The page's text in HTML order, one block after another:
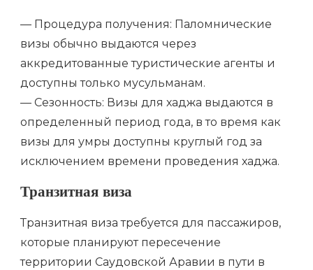
— Процедура получения: Паломнические
визы обычно выдаются через
аккредитованные туристические агенты и
доступны только мусульманам.
— Сезонность: Визы для хаджа выдаются в
определенный период года, в то время как
визы для умры доступны круглый год за
исключением времени проведения хаджа.
Транзитная виза
Транзитная виза требуется для пассажиров,
которые планируют пересечение
территории Саудовской Аравии в пути в